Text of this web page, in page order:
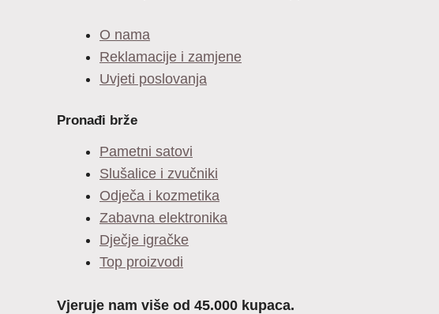
O nama
Reklamacije i zamjene
Uvjeti poslovanja
Pronađi brže
Pametni satovi
Slušalice i zvučniki
Odječa i kozmetika
Zabavna elektronika
Dječje igračke
Top proizvodi
Vjeruje nam više od 45.000 kupaca.